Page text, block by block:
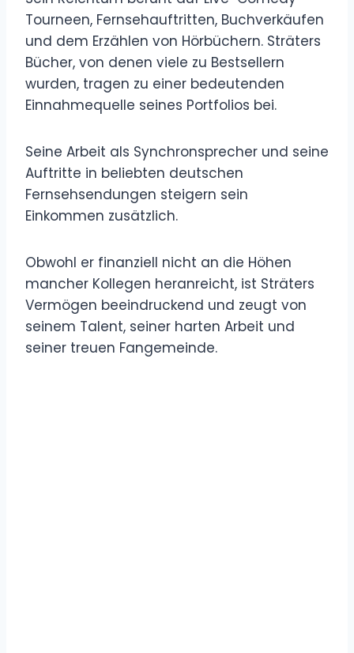
Tourneen, Fernsehauftritten, Buchverkäufen
und dem Erzählen von Hörbüchern. Sträters
Bücher, von denen viele zu Bestsellern
wurden, tragen zu einer bedeutenden
Einnahmequelle seines Portfolios bei.
Seine Arbeit als Synchronsprecher und seine
Auftritte in beliebten deutschen
Fernsehsendungen steigern sein
Einkommen zusätzlich.
Obwohl er finanziell nicht an die Höhen
mancher Kollegen heranreicht, ist Sträters
Vermögen beeindruckend und zeugt von
seinem Talent, seiner harten Arbeit und
seiner treuen Fangemeinde.